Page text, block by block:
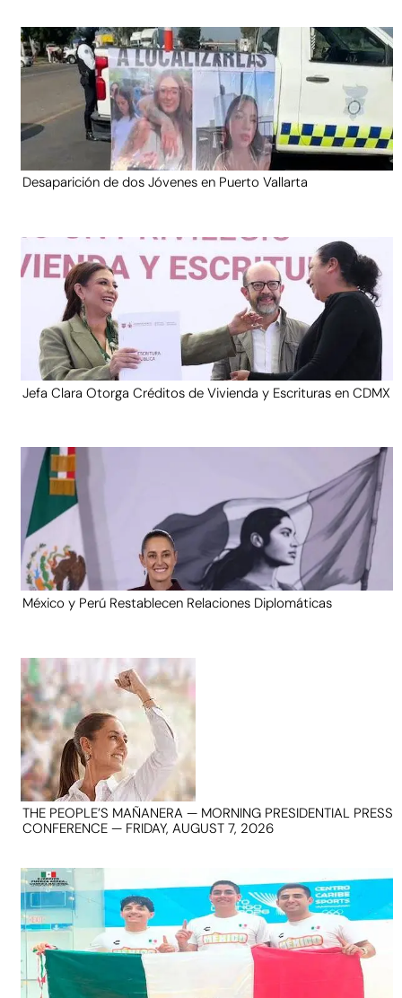
Desaparición de dos Jóvenes en Puerto Vallarta
Jefa Clara Otorga Créditos de Vivienda y Escrituras en CDMX
México y Perú Restablecen Relaciones Diplomáticas
THE PEOPLE’S MAÑANERA — MORNING PRESIDENTIAL PRESS
CONFERENCE — FRIDAY, AUGUST 7, 2026